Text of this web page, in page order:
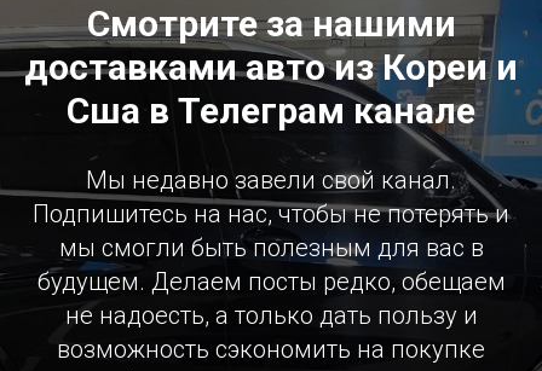
Смотрите за нашими
доставками авто из Кореи и
Сша в Телеграм канале
Мы недавно завели свой канал.
Подпишитесь на нас, чтобы не потерять и
мы смогли быть полезным для вас в
будущем. Делаем посты редко, обещаем
не надоесть, а только дать пользу и
возможность сэкономить на покупке